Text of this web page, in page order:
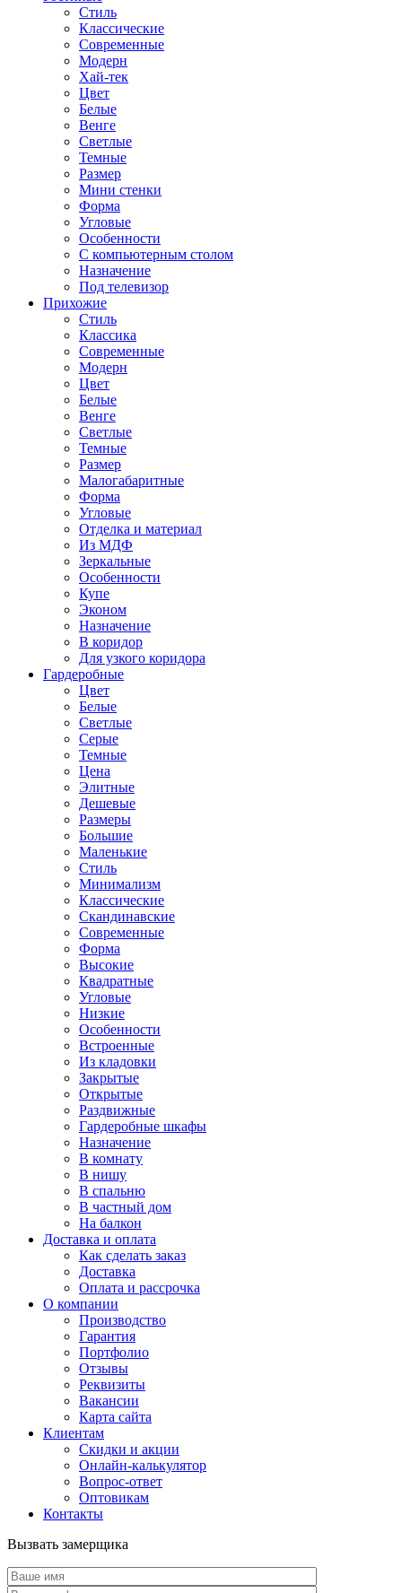
Стиль
Классические
Современные
Модерн
Хай-тек
Цвет
Белые
Венге
Светлые
Темные
Размер
Мини стенки
Форма
Угловые
Особенности
С компьютерным столом
Назначение
Под телевизор
Прихожие
Стиль
Классика
Современные
Модерн
Цвет
Белые
Венге
Светлые
Темные
Размер
Малогабаритные
Форма
Угловые
Отделка и материал
Из МДФ
Зеркальные
Особенности
Купе
Эконом
Назначение
В коридор
Для узкого коридора
Гардеробные
Цвет
Белые
Светлые
Серые
Темные
Цена
Элитные
Дешевые
Размеры
Большие
Маленькие
Стиль
Минимализм
Классические
Скандинавские
Современные
Форма
Высокие
Квадратные
Угловые
Низкие
Особенности
Встроенные
Из кладовки
Закрытые
Открытые
Раздвижные
Гардеробные шкафы
Назначение
В комнату
В нишу
В спальню
В частный дом
На балкон
Доставка и оплата
Как сделать заказ
Доставка
Оплата и рассрочка
О компании
Производство
Гарантия
Портфолио
Отзывы
Реквизиты
Вакансии
Карта сайта
Клиентам
Скидки и акции
Онлайн-калькулятор
Вопрос-ответ
Оптовикам
Контакты
Вызвать замерщика